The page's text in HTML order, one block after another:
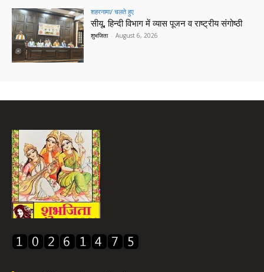
शहरनामा/ चलते हुए
सीयू, हिन्दी विभाग में व्यास पूजन व राष्ट्रीय संगोष्ठी
शुभजिता - August 6, 2026